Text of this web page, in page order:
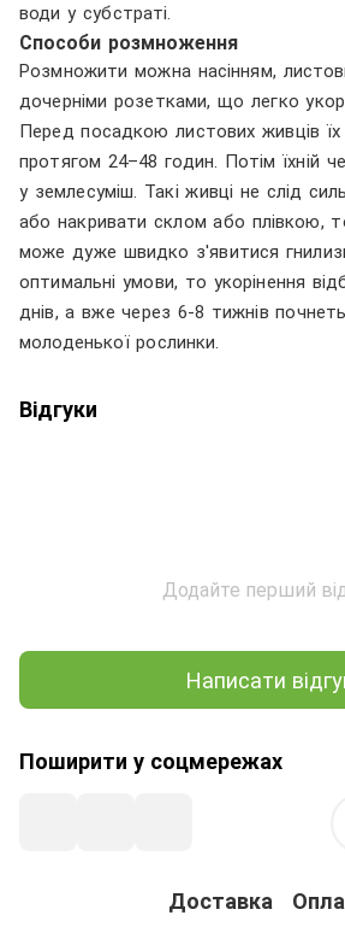
води у субстраті.
Способи розмноження
Розмножити можна насінням,
дочерніми розетками, що легко
Перед посадкою листових живців їх
протягом 24–48 годин. Потім їхній
у землесуміш. Такі живці не слід
або накривати склом або плівкою,
може дуже швидко з'явитися
оптимальні умови, то укорінення
днів, а вже через 6-8 тижнів
молоденької рослинки.
Відгуки
Додайте перший
Написати
Поширити у соцмережах
Доставка